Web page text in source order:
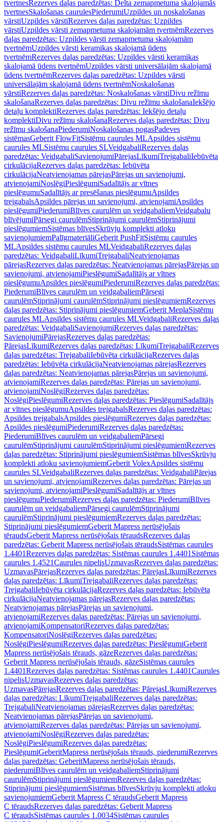
tvertnesRezerves daļas paredzētas: Delta zemapmetuma skalojamās
tvertnesSkalošanas caurulesPiederumiUzpildes un noskalošanas
vārstiUzpildes vārstiRezerves daļas paredzētas: Uzpildes
vārstiUzpildes vārsti zemapmetuma skalojamām tvertnēmRezerves
daļas paredzētas: Uzpildes vārsti zemapmetuma skalojamām
tvertnēmUzpildes vārsti keramikas skalojamā ūdens
tvertnēmRezerves daļas paredzētas: Uzpildes vārsti keramikas
skalojamā ūdens tvertnēmUzpildes vārsti universālajām skalojamā
ūdens tvertnēmRezerves daļas paredzētas: Uzpildes vārsti
universālajām skalojamā ūdens tvertnēmNoskalošanas
vārstiRezerves daļas paredzētas: Noskalošanas vārstiDivu režīmu
skalošanaRezerves daļas paredzētas: Divu režīmu skalošanaIekšējo
detaļu komplektiRezerves daļas paredzētas: Iekšējo detaļu
komplektiDivu režīmu skalošanaRezerves daļas paredzētas: Divu
režīmu skalošanaPiederumiNoskalošanas pogasPadeves
sistēmasGeberit FlowFitSistēmu caurules MLApsildes sistēmu
caurules MLSistēmu caurules SLVeidgabaliRezerves daļas
paredzētas: VeidgabaliSavienojumiPārejasLīkumiTrejgabaliIebūvēta
cirkulācijaRezerves daļas paredzētas: Iebūvēta
cirkulācijaNeatvienojamas pārejasPārejas un savienojumi,
atvienojamiNoslēgiPieslēgumiSadalītājs ar vītnes
pieslēgumuSadalītājs ar presēšanas pieslēgumuApsildes
trejgabalsApsildes pārejas un savienojumi, atvienojamiApsildes
pieslēgumiPiederumiBlīves caurulēm un veidgabaliemVeidgabalu
blīvējumiPārsegi caurulēmStiprinājumi caurulēmStiprinājumi
pieslēgumiemSistēmas blīvesSkrūvju komplekti atloku
savienojumiemPalīgmateriāliGeberit PushFitSistēmu caurules
MLApsildes sistēmu caurules MLVeidgabaliRezerves daļas
paredzētas: VeidgabaliLīkumiTrejgabaliNeatvienojamas
pārejasRezerves daļas paredzētas: Neatvienojamas pārejasPārejas un
savienojumi, atvienojamiPieslēgumiSadalītājs ar vītnes
pieslēgumuApsildes pieslēgumiPiederumiRezerves daļas paredzētas:
PiederumiBlīves caurulēm un veidgabaliemPārsegi
caurulēmStiprinājumi caurulēmStiprinājumi pieslēgumiemRezerves
daļas paredzētas: Stiprinājumi pieslēgumiemGeberit MeplaSistēmu
caurules MLApsildes sistēmu caurules MLVeidgabaliRezerves daļas
paredzētas: VeidgabaliSavienojumiRezerves daļas paredzētas:
SavienojumiPārejasRezerves daļas paredzētas:
PārejasLīkumiRezerves daļas paredzētas: LīkumiTrejgabaliRezerves
daļas paredzētas: TrejgabaliIebūvēta cirkulācijaRezerves daļas
paredzētas: Iebūvēta cirkulācijaNeatvienojamas pārejasRezerves
daļas paredzētas: Neatvienojamas pārejasPārejas un savienojumi,
atvienojamiRezerves daļas paredzētas: Pārejas un savienojumi,
atvienojamiNoslēgiRezerves daļas paredzētas:
NoslēgiPieslēgumiRezerves daļas paredzētas: PieslēgumiSadalītājs
ar vītnes pieslēgumuApsildes trejgabalsRezerves daļas paredzētas:
Apsildes trejgabalsApsildes pieslēgumiRezerves daļas paredzētas:
Apsildes pieslēgumiPiederumiRezerves daļas paredzētas:
PiederumiBlīves caurulēm un veidgabaliemPārsegi
caurulēmStiprinājumi caurulēmStiprinājumi pieslēgumiemRezerves
daļas paredzētas: Stiprinājumi pieslēgumiemSistēmas blīvesSkrūvju
komplekti atloku savienojumiemGeberit VolexApsildes sistēmu
caurules SLVeidgabaliRezerves daļas paredzētas: VeidgabaliPārejas
un savienojumi, atvienojamiRezerves daļas paredzētas: Pārejas un
savienojumi, atvienojamiPieslēgumiSadalītājs ar vītnes
pieslēgumuPiederumiRezerves daļas paredzētas: PiederumiBlīves
caurulēm un veidgabaliemPārsegi caurulēmStiprinājumi
caurulēmStiprinājumi pieslēgumiemRezerves daļas paredzētas:
Stiprinājumi pieslēgumiemGeberit Mapress nerūsējošais
tēraudsGeberit Mapress nerūsējošais tēraudsRezerves daļas
paredzētas: Geberit Mapress nerūsējošais tēraudsSistēmas caurules
1.4401Rezerves daļas paredzētas: Sistēmas caurules 1.4401 Sistēmas
caurules 1.4521Caurules nipelisUzmavasRezerves daļas paredzētas:
UzmavasPārejasRezerves daļas paredzētas: PārejasLīkumiRezerves
daļas paredzētas: LīkumiTrejgabaliRezerves daļas paredzētas:
TrejgabaliIebūvēta cirkulācijaRezerves daļas paredzētas: Iebūvēta
cirkulācijaNeatvienojamas pārejasRezerves daļas paredzētas:
Neatvienojamas pārejasPārejas un savienojumi,
atvienojamiRezerves daļas paredzētas: Pārejas un savienojumi,
atvienojamiKompensatoriRezerves daļas paredzētas:
KompensatoriNoslēgiRezerves daļas paredzētas:
NoslēgiPieslēgumiRezerves daļas paredzētas: PieslēgumiGeberit
Mapress nerūsējošais tērauds, gāzeRezerves daļas paredzētas:
Geberit Mapress nerūsējošais tērauds, gāzeSistēmas caurules
1.4401Rezerves daļas paredzētas: Sistēmas caurules 1.4401Caurules
nipelisUzmavasRezerves daļas paredzētas:
UzmavasPārejasRezerves daļas paredzētas: PārejasLīkumiRezerves
daļas paredzētas: LīkumiTrejgabaliRezerves daļas paredzētas:
TrejgabaliNeatvienojamas pārejasRezerves daļas paredzētas:
Neatvienojamas pārejasPārejas un savienojumi,
atvienojamiRezerves daļas paredzētas: Pārejas un savienojumi,
atvienojamiNoslēgiRezerves daļas paredzētas:
NoslēgiPieslēgumiRezerves daļas paredzētas:
PieslēgumiGeberitMapress nerūsējošais tērauds, piederumiRezerves
daļas paredzētas: GeberitMapress nerūsējošais tērauds,
piederumiBlīves caurulēm un veidgabaliemStiprinājumi
caurulēmStiprinājumi pieslēgumiemRezerves daļas paredzētas:
Stiprinājumi pieslēgumiemSistēmas blīvesSkrūvju komplekti atloku
savienojumiemGeberit Mapress C tēraudsGeberit Mapress
C tēraudsRezerves daļas paredzētas: Geberit Mapress
C tēraudsSistēmas caurules 1.0034Sistēmas caurules